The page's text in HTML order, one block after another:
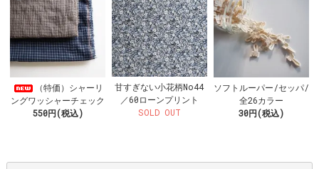
（特価）シャーリ
ングワッシャーチェック
550円(税込)
甘すぎない小花柄No44
／60ローンプリント
SOLD OUT
ソフトルーパー/セッパ/
全26カラー
30円(税込)